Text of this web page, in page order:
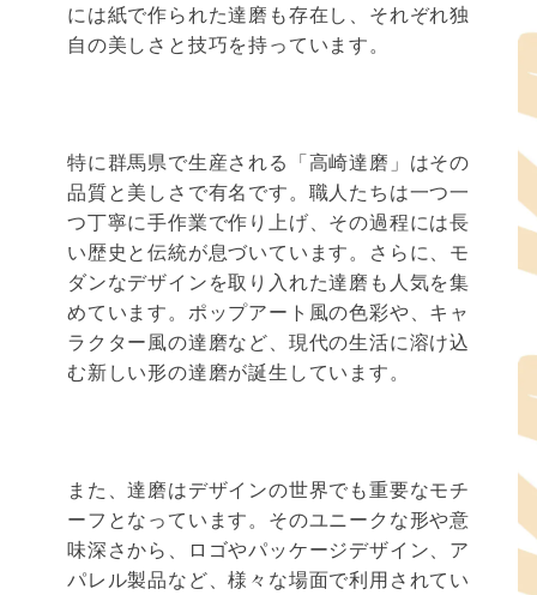
には紙で作られた達磨も存在し、それぞれ独
自の美しさと技巧を持っています。
特に群馬県で生産される「高崎達磨」はその
品質と美しさで有名です。職人たちは一つ一
つ丁寧に手作業で作り上げ、その過程には長
い歴史と伝統が息づいています。さらに、モ
ダンなデザインを取り入れた達磨も人気を集
めています。ポップアート風の色彩や、キャ
ラクター風の達磨など、現代の生活に溶け込
む新しい形の達磨が誕生しています。
また、達磨はデザインの世界でも重要なモチ
ーフとなっています。そのユニークな形や意
味深さから、ロゴやパッケージデザイン、ア
パレル製品など、様々な場面で利用されてい